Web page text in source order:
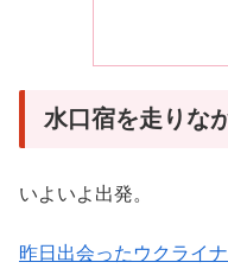
水口宿を走りな
いよいよ出発。
昨日出会ったウクライ